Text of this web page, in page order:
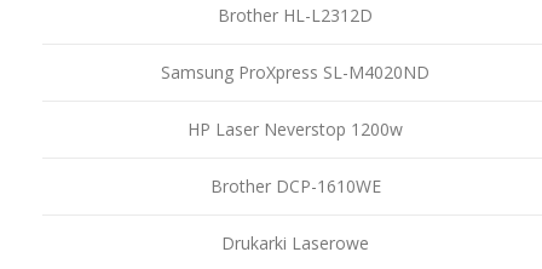
Brother HL-L2312D
Samsung ProXpress SL-M4020ND
HP Laser Neverstop 1200w
Brother DCP-1610WE
Drukarki Laserowe